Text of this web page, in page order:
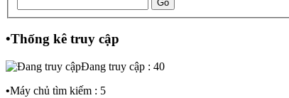
•Thống kê truy cập
Đang truy cập : 40
•Máy chủ tìm kiếm : 5